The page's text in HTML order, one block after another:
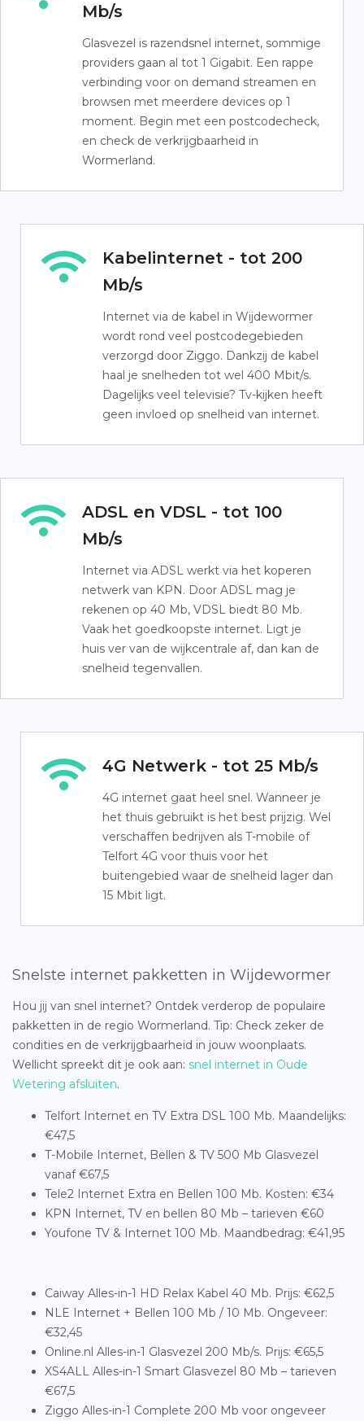
Mb/s
Glasvezel is razendsnel internet, sommige
providers gaan al tot 1 Gigabit. Een rappe
verbinding voor on demand streamen en
browsen met meerdere devices op 1
moment. Begin met een postcodecheck,
en check de verkrijgbaarheid in
Wormerland.
Kabelinternet - tot 200
Mb/s
Internet via de kabel in Wijdewormer
wordt rond veel postcodegebieden
verzorgd door Ziggo. Dankzij de kabel
haal je snelheden tot wel 400 Mbit/s.
Dagelijks veel televisie? Tv-kijken heeft
geen invloed op snelheid van internet.
ADSL en VDSL - tot 100
Mb/s
Internet via ADSL werkt via het koperen
netwerk van KPN. Door ADSL mag je
rekenen op 40 Mb, VDSL biedt 80 Mb.
Vaak het goedkoopste internet. Ligt je
huis ver van de wijkcentrale af, dan kan de
snelheid tegenvallen.
4G Netwerk - tot 25 Mb/s
4G internet gaat heel snel. Wanneer je
het thuis gebruikt is het best prijzig. Wel
verschaffen bedrijven als T-mobile of
Telfort 4G voor thuis voor het
buitengebied waar de snelheid lager dan
15 Mbit ligt.
Snelste internet pakketten in Wijdewormer
Hou jij van snel internet? Ontdek verderop de populaire
pakketten in de regio Wormerland. Tip: Check zeker de
condities en de verkrijgbaarheid in jouw woonplaats.
Wellicht spreekt dit je ook aan: snel internet in Oude
Wetering afsluiten.
Telfort Internet en TV Extra DSL 100 Mb. Maandelijks:
€47,5
T-Mobile Internet, Bellen & TV 500 Mb Glasvezel
vanaf €67,5
Tele2 Internet Extra en Bellen 100 Mb. Kosten: €34
KPN Internet, TV en bellen 80 Mb – tarieven €60
Youfone TV & Internet 100 Mb. Maandbedrag: €41,95
Caiway Alles-in-1 HD Relax Kabel 40 Mb. Prijs: €62,5
NLE Internet + Bellen 100 Mb / 10 Mb. Ongeveer:
€32,45
Online.nl Alles-in-1 Glasvezel 200 Mb/s. Prijs: €65,5
XS4ALL Alles-in-1 Smart Glasvezel 80 Mb – tarieven
€67,5
Ziggo Alles-in-1 Complete 200 Mb voor ongeveer